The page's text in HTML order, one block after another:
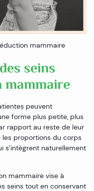
mammaire
seins
peuvent
forme plus petite, plus
rapport au reste de leur
proportions du corps
s’intègrent naturellement
mammaire vise à
seins tout en conservant